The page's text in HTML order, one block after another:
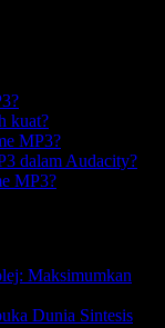
kuat?
MP3?
dalam Audacity?
MP3?
Maksimumkan
Dunia Sintesis